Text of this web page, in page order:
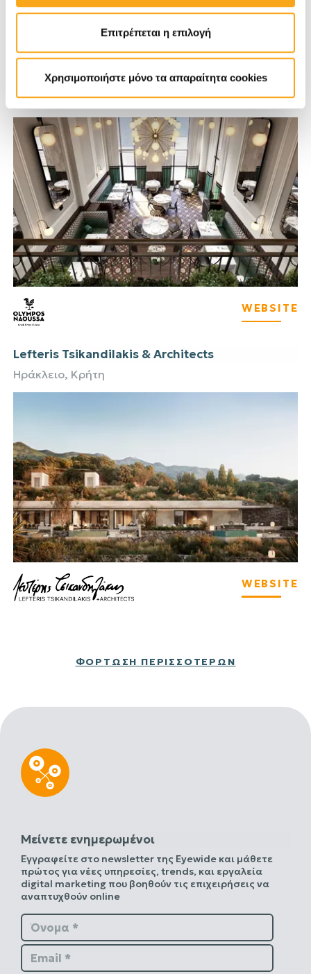
Επιτρέπεται η επιλογή
Χρησιμοποιήστε μόνο τα απαραίτητα cookies
Olympos Naoussa Restaurant
Θεσσαλονίκη
WEBSITE
Lefteris Tsikandilakis & Architects
Ηράκλειο, Κρήτη
WEBSITE
ΦΌΡΤΩΣΗ ΠΕΡΙΣΣΌΤΕΡΩΝ
Μείνετε ενημερωμένοι
Εγγραφείτε στο newsletter της Eyewide και μάθετε
πρώτος για νέες υπηρεσίες, trends, και εργαλεία
digital marketing που βοηθούν τις επιχειρήσεις να
αναπτυχθούν online
Όνομα *
Email *